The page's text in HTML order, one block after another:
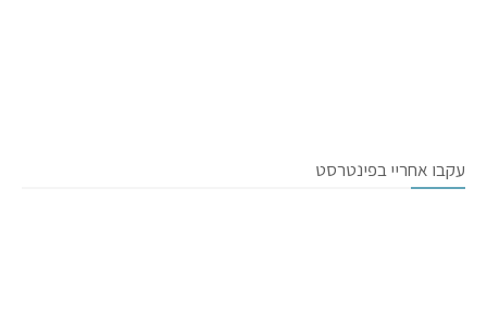
עקבו אחריי בפינטרסט